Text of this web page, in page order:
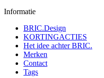
Informatie
BRIC.Design
KORTINGACTIES
Het idee achter BRIC.
Merken
Contact
Tags